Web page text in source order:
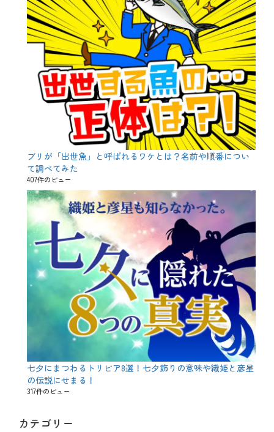
ブリが「出世魚」と呼ばれるワケとは？名前や順番につい
て調べてみた
407件のビュー
七夕にまつわるトリビア8選！七夕飾りの意味や織姫と彦星
の伝説にせまる！
317件のビュー
カテゴリー